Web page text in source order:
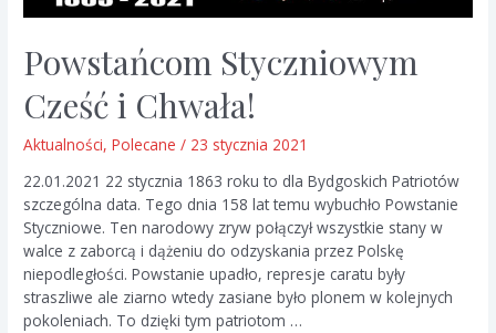
Powstańcom Styczniowym
Cześć i Chwała!
Aktualności,Polecane / 23 stycznia 2021
22.01.2021 22 stycznia 1863 roku to dla Bydgoskich Patriotów
szczególna data. Tego dnia 158 lat temu wybuchło Powstanie
Styczniowe. Ten narodowy zryw połączył wszystkie stany w
walce z zaborcą i dążeniu do odzyskania przez Polskę
niepodległości. Powstanie upadło, represje caratu były
straszliwe ale ziarno wtedy zasiane było plonem w kolejnych
pokoleniach. To dzięki tym patriotom …